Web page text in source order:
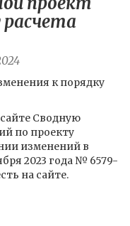
расчета
к порядку
Сводную
по проекту
изменений в
2023 года № 6579-
на сайте.